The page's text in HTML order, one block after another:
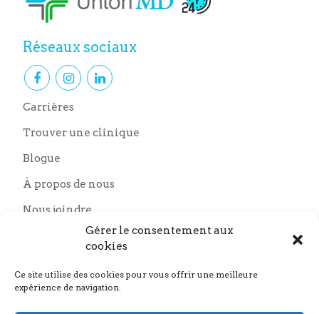
Gérer le consentement aux
cookies
Ce site utilise des cookies pour vous offrir une meilleure
expérience de navigation.
Réseaux sociaux
Carrières
Trouver une clinique
Blogue
À propos de nous
Nous joindre
Nos partenaires